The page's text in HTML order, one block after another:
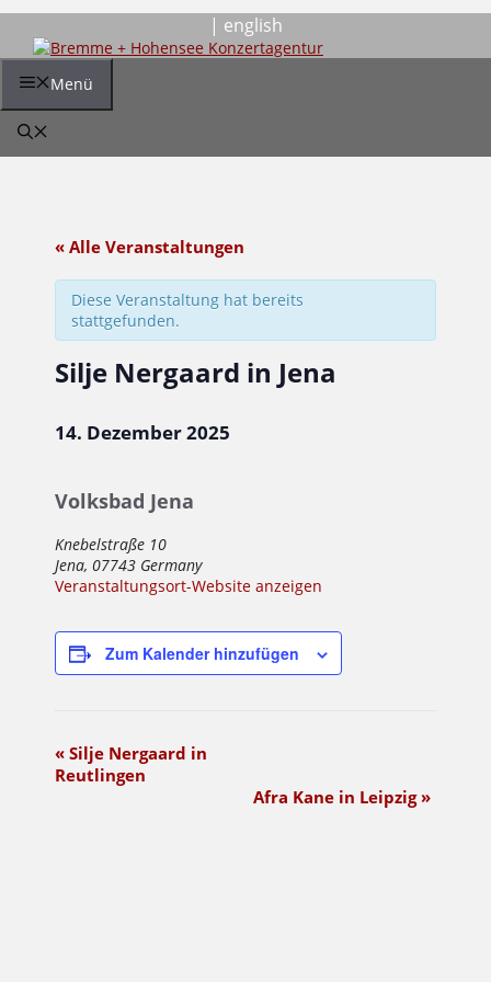
Inhalt
springen
| english
Menü
« Alle Veranstaltungen
Diese Veranstaltung hat bereits
stattgefunden.
Silje Nergaard in Jena
14. Dezember 2025
Volksbad Jena
Knebelstraße 10
Jena, 07743 Germany
Veranstaltungsort-Website anzeigen
Zum Kalender hinzufügen
Veranstaltung-
Navigation
« Silje Nergaard in
Reutlingen
Afra Kane in Leipzig »